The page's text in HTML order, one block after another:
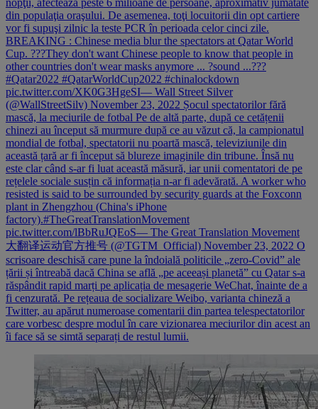
din populaţia oraşului. De asemenea, toţi locuitorii din opt cartiere
vor fi supuşi zilnic la teste PCR în perioada celor cinci zile.
BREAKING : Chinese media blur the spectators at Qatar World
Cup. ???They don't want Chinese people to know that people in
other countries don't wear masks anymore ... ?sound ...???
#Qatar2022 #QatarWorldCup2022 #chinalockdown
pic.twitter.com/XK0G3HgeSI— Wall Street Silver
(@WallStreetSilv) November 23, 2022 Șocul spectatorilor fără
mască, la meciurile de fotbal Pe de altă parte, după ce cetățenii
chinezi au început să murmure după ce au văzut că, la campionatul
mondial de fotbal, spectatorii nu poartă mască, televiziunile din
această țară ar fi început să blureze imaginile din tribune. Însă nu
este clar când s-ar fi luat această măsură, iar unii comentatori de pe
rețelele sociale susțin că informația n-ar fi adevărată. A worker who
resisted is said to be surrounded by security guards at the Foxconn
plant in Zhengzhou (China's iPhone
factory).#TheGreatTranslationMovement
pic.twitter.com/lBbRuJQEoS— The Great Translation Movement
大翻译运动官方推号 (@TGTM_Official) November 23, 2022 O
scrisoare deschisă care pune la îndoială politicile „zero-Covid” ale
țării și întreabă dacă China se află „pe aceeași planetă” cu Qatar s-a
răspândit rapid marți pe aplicația de mesagerie WeChat, înainte de a
fi cenzurată. Pe rețeaua de socializare Weibo, varianta chineză a
Twitter, au apărut numeroase comentarii din partea telespectatorilor
care vorbesc despre modul în care vizionarea meciurilor din acest an
îi face să se simtă separați de restul lumii.